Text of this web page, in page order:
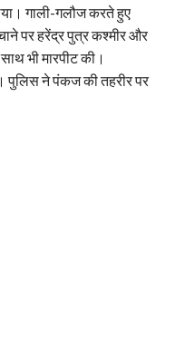
गाली-गलौज करते हुए
पर हरेंद्र पुत्र कश्मीर और
भी मारपीट की।
पुलिस ने पंकज की तहरीर पर